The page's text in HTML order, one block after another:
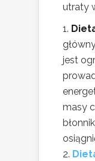
utraty
jest
masy